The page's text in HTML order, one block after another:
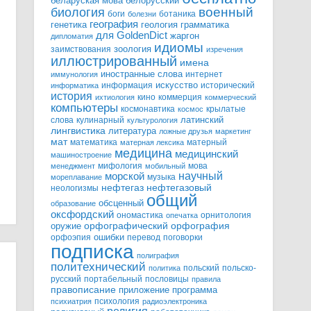
биология боги болезни ботаника военный
генетика география геология грамматика
дипломатия для GoldenDict жаргон
заимствования зоология идиомы изречения
иллюстрированный имена
иммунология иностранные слова интернет
информатика информация искусство исторический
история ихтиология кино коммерция коммерческий
компьютеры космонавтика космос крылатые
слова кулинарный культурология латинский
лингвистика литература ложные друзья маркетинг
мат математика матерная лексика матерный
машиностроение медицина медицинский
менеджмент мифология мобильный мова
мореплавание морской музыка научный
неологизмы нефтегаз нефтегазовый
образование обсценный общий
оксфордский ономастика опечатка орнитология
оружие орфографический орфография
орфоэпия ошибки перевод поговорки
подписка полиграфия
политехнический политика польский польско-
русский портабельный пословицы правила
правописание приложение программа
психиатрия психология радиоэлектроника